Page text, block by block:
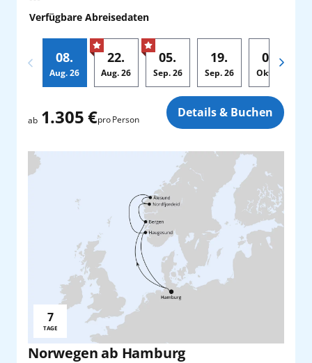
Verfügbare Abreisedaten
08.
Aug. 26
22.
Aug. 26
05.
Sep.26
19.
Sep.26
03.
Okt.
ab 1.305 €pro Person Details & Buchen
Norwegen ab Hamburg
Reisedauer:
7
TAGE